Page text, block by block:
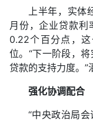
上半年，实体
月份，企业贷款利
0.22个百分点，
位。“下一阶段，
贷款的支持力度。”
强化协调配合
“中央政治局